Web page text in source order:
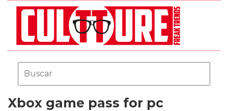
Xbox game pass for pc